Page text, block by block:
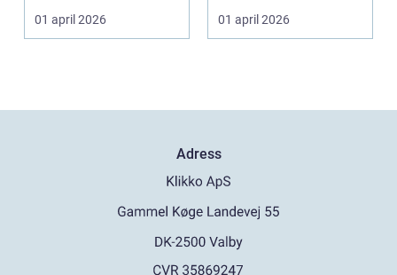
självklar...
01 april 2026 01 april 2026
Adress